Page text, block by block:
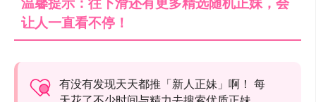
让人一直看不停！
有没有发现天天都推「新人正妹」啊！ 每